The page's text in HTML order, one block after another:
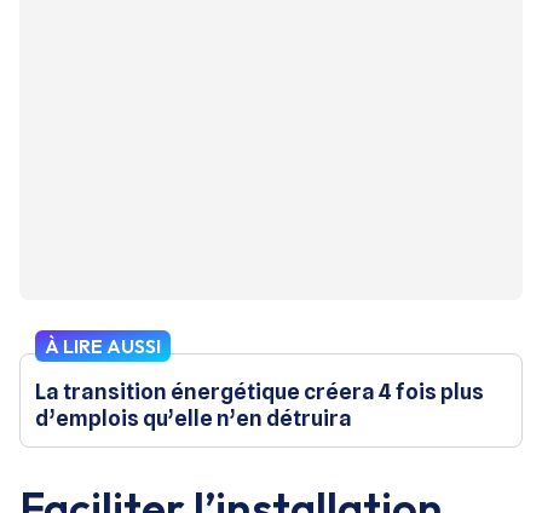
À LIRE AUSSI
La transition énergétique créera 4 fois plus
d’emplois qu’elle n’en détruira